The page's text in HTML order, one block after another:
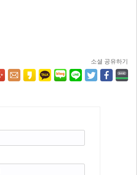
소셜 공유하기